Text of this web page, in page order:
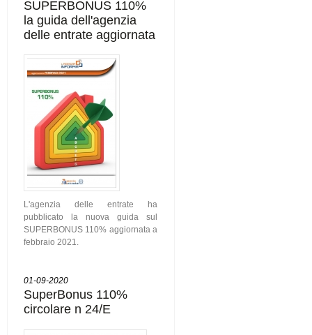
SUPERBONUS 110%
la guida dell'agenzia
delle entrate aggiornata
L'agenzia delle entrate ha
pubblicato la nuova guida sul
SUPERBONUS 110% aggiornata a
febbraio 2021.
01-09-2020
SuperBonus 110%
circolare n 24/E